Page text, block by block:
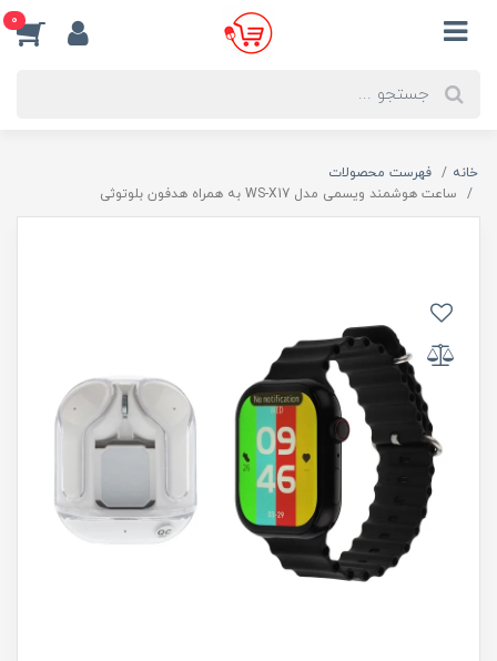
0
خانه
فهرست محصولات
ساعت هوشمند ویسمی مدل WS-X17 به همراه هدفون بلوتوثی